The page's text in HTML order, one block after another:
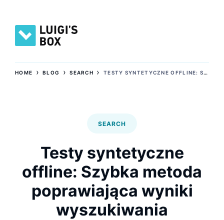
HOME ›BLOG ›SEARCH › TESTY SYNTETYCZNE OFFLINE: SZYBKA METODA POPRAWIAJĄCA WYNIKI WYSZUKIWANIA
SEARCH
Testy syntetyczne
offline: Szybka metoda
poprawiająca wyniki
wyszukiwania